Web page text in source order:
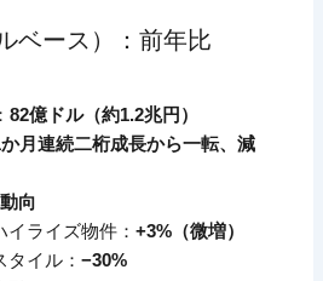
ベース）：前年比
：82億ドル（約1.2兆円）
月連続二桁成長から一転、減
向
イライズ物件：+3%（微増）
タイル：−30%